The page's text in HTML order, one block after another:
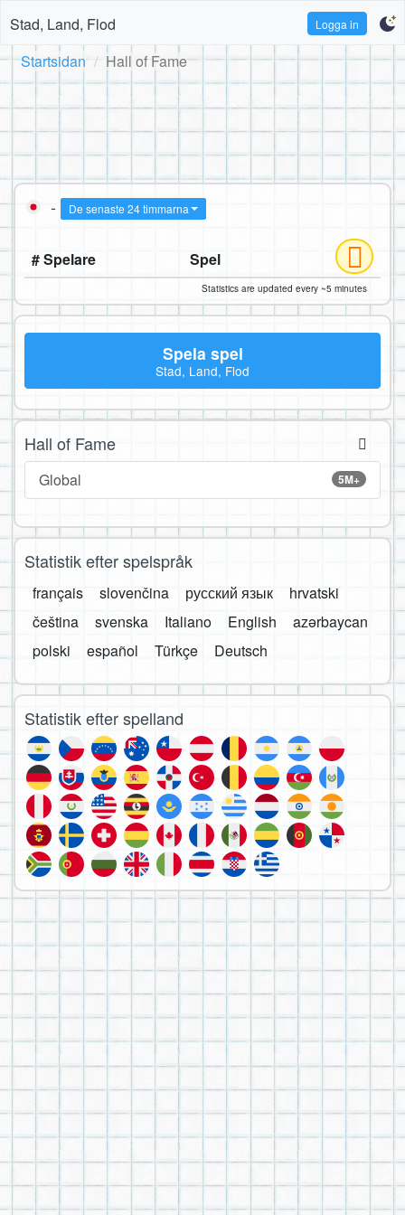
Stad, Land, Flod Logga in
Startsidan Hall of Fame
- De senaste 24 timmarna
# Spelare Spel
Statistics are updated every ~5 minutes
Spela spel
Stad, Land, Flod
Hall of Fame
5M+
Global
Statistik efter spelspråk
français slovenčina русский язык
hrvatski
čeština
svenska Italiano English
azərbaycan
polski
español Türkçe Deutsch
Statistik efter spelland